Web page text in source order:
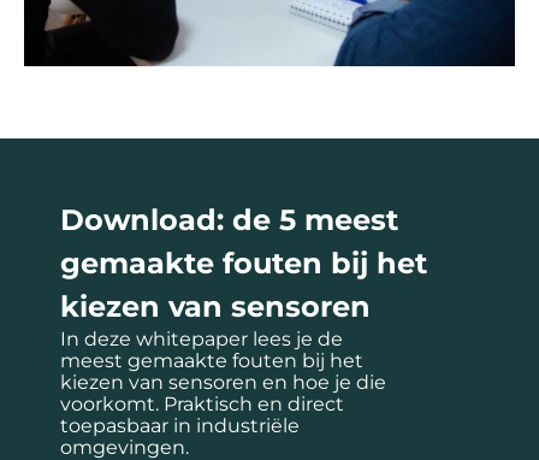
Download: de 5 meest
gemaakte fouten bij het
kiezen van sensoren
In deze whitepaper lees je de
meest gemaakte fouten bij het
kiezen van sensoren en hoe je die
voorkomt. Praktisch en direct
toepasbaar in industriële
omgevingen.